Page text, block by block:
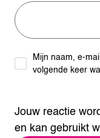
Jouw reactie
en kan gebruikt
Mijn naam, e-
volgende keer